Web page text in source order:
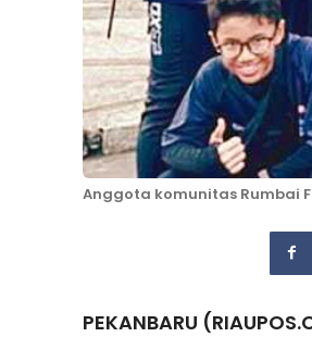
Anggota komunitas Rumbai
PEKANBARU